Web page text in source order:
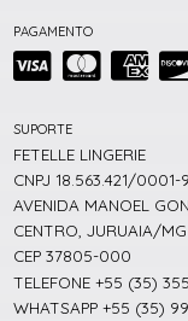
PAGAMENTO
SUPORTE
FETELLE LINGERIE
CNPJ 18.563.421/0001-
AVENIDA MANOEL
CENTRO, JURUAIA/MG
CEP 37805-000
TELEFONE +55 (35)
WHATSAPP +55 (35)